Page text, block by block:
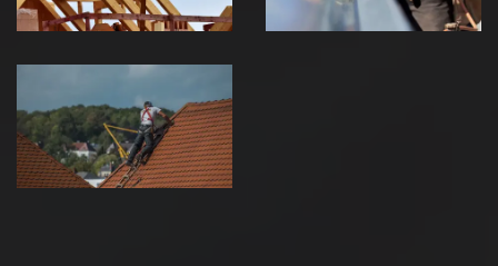
Urgence fuite
de toiture 39
Jura